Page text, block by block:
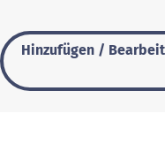
Hinzufügen /